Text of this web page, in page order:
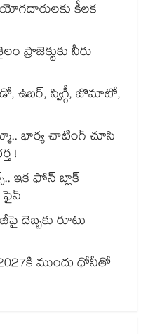
కీలక
ప్రాజెక్టుకు నీరు
ఉబర్, స్విగ్గీ, జొమాటో,
భార్య చాటింగ్ చూసి
!
ఇక ఫోన్ బ్లాక్
ఫైన్
దెబ్బకు రూటు
2027కి ముందు ధోనీతో